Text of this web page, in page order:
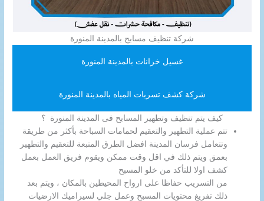
شركة تنظيف مسابح بالمدينة المنورة
غسيل خزانات بالمدينة المنورة
شركة كشف تسربات المياه بالمدينة المنورة
كيف يتم تنظيف وتطهير المسابح فى المدينة المنورة ؟
تتم عملية التطهير والتعقيم لحمامات السباحة بأكثر من طريقة
وتتعامل فرسان المدينة افضل الطرق المتبعة للتعقيم والتطهير
بعمق ويتم ذلك في اقل وقت ممكن ويقوم فريق العمل بعمل
كشف اولا للتأكد من خلو المسبح
من التسريب حفاظا على ارواح المحيطين بالمكان ، ويتم بعد
ذلك تفريغ محتويات المسبح وعمل جلي لسيراميك الارضيات